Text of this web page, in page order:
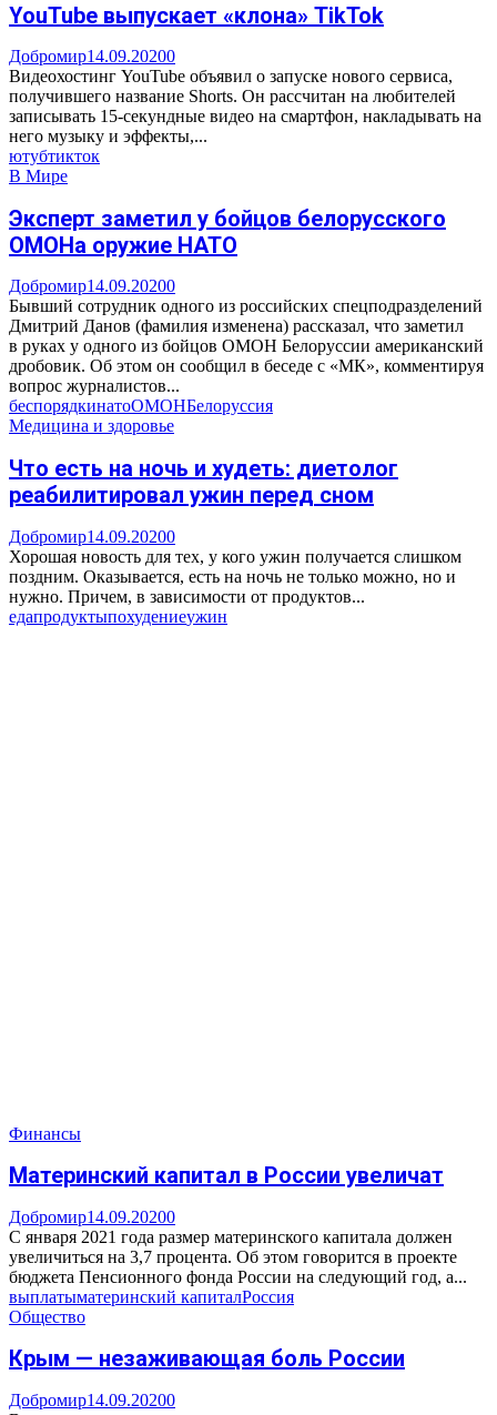
YouTube выпускает «клона» TikTok
Добромир14.09.20200
Видеохостинг YouTube объявил о запуске нового сервиса,
получившего название Shorts. Он рассчитан на любителей
записывать 15-секундные видео на смартфон, накладывать на
него музыку и эффекты,...
ютубтикток
В Мире
Эксперт заметил у бойцов белорусского
ОМОНа оружие НАТО
Добромир14.09.20200
Бывший сотрудник одного из российских спецподразделений
Дмитрий Данов (фамилия изменена) рассказал, что заметил
в руках у одного из бойцов ОМОН Белоруссии американский
дробовик. Об этом он сообщил в беседе с «МК», комментируя
вопрос журналистов...
беспорядкинатоОМОНБелоруссия
Медицина и здоровье
Что есть на ночь и худеть: диетолог
реабилитировал ужин перед сном
Добромир14.09.20200
Хорошая новость для тех, у кого ужин получается слишком
поздним. Оказывается, есть на ночь не только можно, но и
нужно. Причем, в зависимости от продуктов...
едапродуктыпохудениеужин
Финансы
Материнский капитал в России увеличат
Добромир14.09.20200
С января 2021 года размер материнского капитала должен
увеличиться на 3,7 процента. Об этом говорится в проекте
бюджета Пенсионного фонда России на следующий год, а...
выплатыматеринский капиталРоссия
Общество
Крым — незаживающая боль России
Добромир14.09.20200